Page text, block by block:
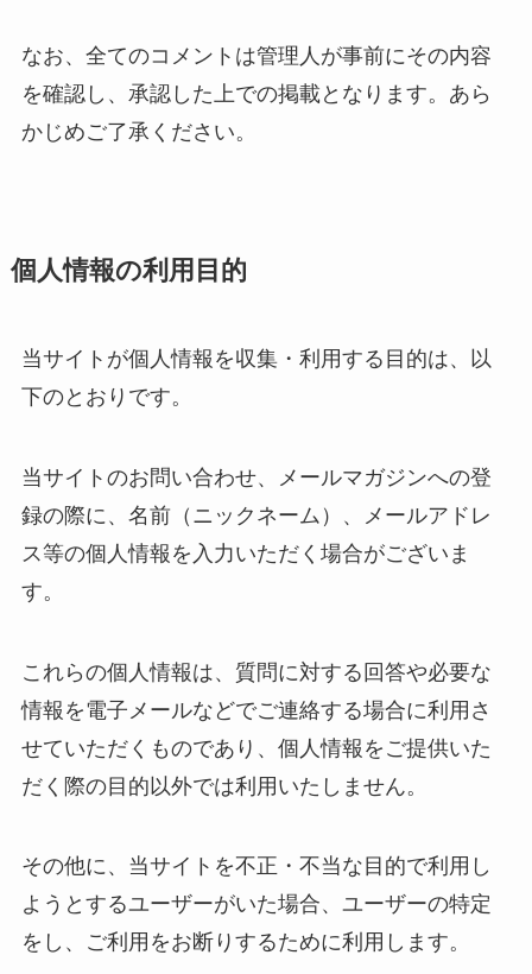
なお、全てのコメントは管理人が事前にその内容
を確認し、承認した上での掲載となります。あら
かじめご了承ください。
個人情報の利用目的
当サイトが個人情報を収集・利用する目的は、以
下のとおりです。
当サイトのお問い合わせ、メールマガジンへの登
録の際に、名前（ニックネーム）、メールアドレ
ス等の個人情報を入力いただく場合がございま
す。
これらの個人情報は、質問に対する回答や必要な
情報を電子メールなどでご連絡する場合に利用さ
せていただくものであり、個人情報をご提供いた
だく際の目的以外では利用いたしません。
その他に、当サイトを不正・不当な目的で利用し
ようとするユーザーがいた場合、ユーザーの特定
をし、ご利用をお断りするために利用します。